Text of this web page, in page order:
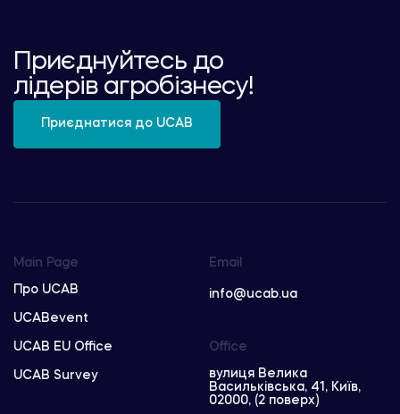
Приєднуйтесь до
лідерів агробізнесу!
Приєднатися до UCAB
Main Page
Про UCAB
UCABevent
UCAB EU Office
UCAB Survey
Email
info@ucab.ua
Office
вулиця Велика
Васильківська, 41, Київ,
02000, (2 поверх)